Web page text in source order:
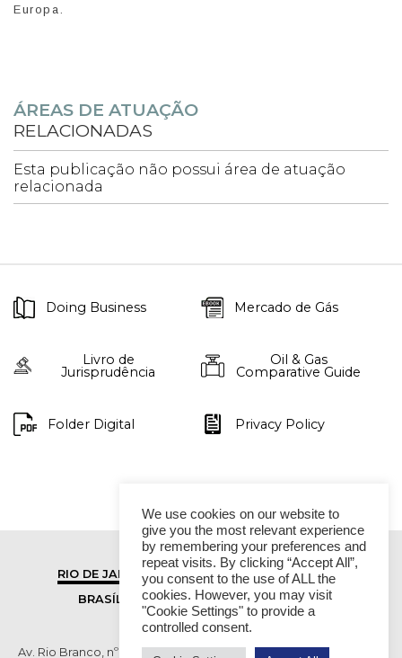
Europa.
ÁREAS DE ATUAÇÃO
RELACIONADAS
Esta publicação não possui área de atuação
relacionada
Doing Business Mercado de Gás
Livro de
Jurisprudência
Oil & Gas
Comparative Guide
Folder Digital Privacy Policy
RIO DE JANEIRO
SÃO PAULO
BRASÍLIA
VITÓRIA
Av. Rio Branco, nº 01, 14º andar - Ed. RB1- Centro, Rio de Janeiro -
We use cookies on our website to
give you the most relevant experience
by remembering your preferences and
repeat visits. By clicking “Accept All”,
you consent to the use of ALL the
cookies. However, you may visit
"Cookie Settings" to provide a
controlled consent.